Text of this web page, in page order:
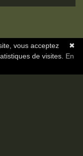
✖
vous acceptez
de visites. En